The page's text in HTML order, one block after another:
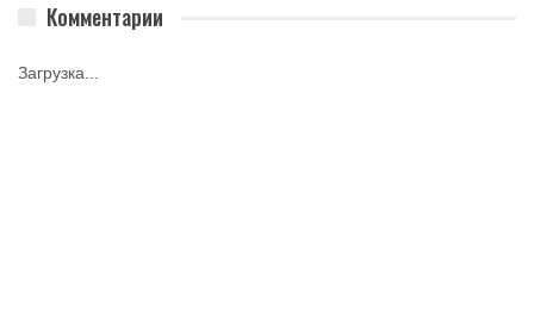
Комментарии
Загрузка...